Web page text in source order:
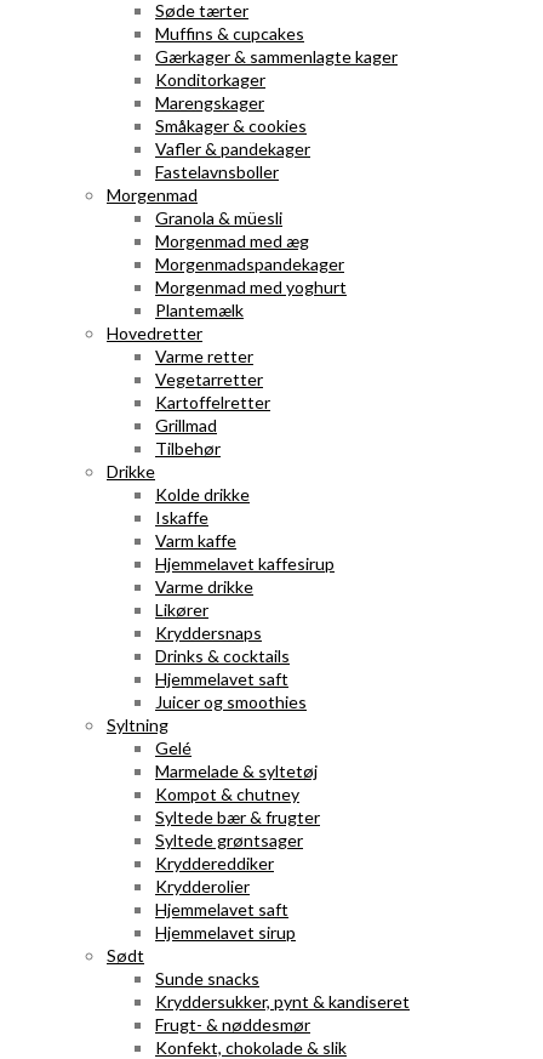
Søde tærter
Muffins & cupcakes
Gærkager & sammenlagte kager
Konditorkager
Marengskager
Småkager & cookies
Vafler & pandekager
Fastelavnsboller
Morgenmad
Granola & müesli
Morgenmad med æg
Morgenmadspandekager
Morgenmad med yoghurt
Plantemælk
Hovedretter
Varme retter
Vegetarretter
Kartoffelretter
Grillmad
Tilbehør
Drikke
Kolde drikke
Iskaffe
Varm kaffe
Hjemmelavet kaffesirup
Varme drikke
Likører
Kryddersnaps
Drinks & cocktails
Hjemmelavet saft
Juicer og smoothies
Syltning
Gelé
Marmelade & syltetøj
Kompot & chutney
Syltede bær & frugter
Syltede grøntsager
Kryddereddiker
Krydderolier
Hjemmelavet saft
Hjemmelavet sirup
Sødt
Sunde snacks
Kryddersukker, pynt & kandiseret
Frugt- & nøddesmør
Konfekt, chokolade & slik